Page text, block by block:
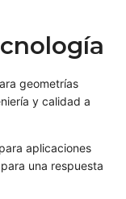
geometrías
y calidad a
aplicaciones
una respuesta